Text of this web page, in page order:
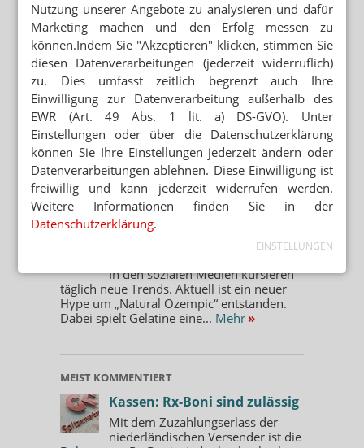
Nutzung unserer Angebote zu analysieren und dafür
Marketing machen und den Erfolg messen zu
können.Indem Sie "Akzeptieren" klicken, stimmen Sie
diesen Datenverarbeitungen (jederzeit widerruflich)
zu. Dies umfasst zeitlich begrenzt auch Ihre
Einwilligung zur Datenverarbeitung außerhalb des
EWR (Art. 49 Abs. 1 lit. a) DS-GVO). Unter
Einstellungen oder über die Datenschutzerklärung
können Sie Ihre Einstellungen jederzeit ändern oder
Datenverarbeitungen ablehnen. Diese Einwilligung ist
freiwillig und kann jederzeit widerrufen werden.
Weitere Informationen finden Sie in der
Datenschutzerklärung.
EINSTELLUNGEN
Ab September: 11 Euro für
Grippeimpfung
Das Honorar für Grippeimpfungen
in der Apotheke wird angehoben. Ab
September steigt das Impfhonorar um 3
Prozent auf 11 Euro. „Die...Mehr »
Grüne: Apotheken sollen
Klimaanlagen abgeben
Die Grünen in Bayern haben sich
für mehr Hitzeschutz starkgemacht. Unter
dem Motto „Bayern braucht Abkühlung –
schnelle Hilfe für besonders... Mehr»
„Natural Ozempic“: Gelatine
In den sozialen Medien kursieren
täglich neue Trends. Aktuell ist ein neuer
Hype um „Natural Ozempic“ entstanden.
Dabei spielt Gelatine eine... Mehr »
MEIST KOMMENTIERT
Kassen: Rx-Boni sind zulässig
Mit dem Zuzahlungserlass der
niederländischen Versender ist die